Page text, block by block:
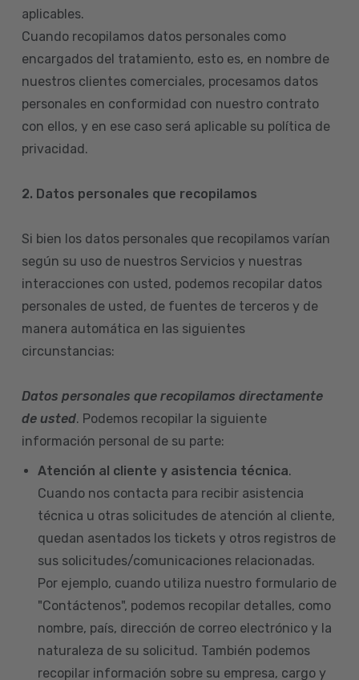
aplicables.
Cuando recopilamos datos personales como
encargados del tratamiento, esto es, en nombre de
nuestros clientes comerciales, procesamos datos
personales en conformidad con nuestro contrato
con ellos, y en ese caso será aplicable su política de
privacidad.
2. Datos personales que recopilamos
Si bien los datos personales que recopilamos varían
según su uso de nuestros Servicios y nuestras
interacciones con usted, podemos recopilar datos
personales de usted, de fuentes de terceros y de
manera automática en las siguientes
circunstancias:
Datos personales que recopilamos directamente
de usted. Podemos recopilar la siguiente
información personal de su parte:
Atención al cliente y asistencia técnica.
Cuando nos contacta para recibir asistencia
técnica u otras solicitudes de atención al cliente,
quedan asentados los tickets y otros registros de
sus solicitudes/comunicaciones relacionadas.
Por ejemplo, cuando utiliza nuestro formulario de
"Contáctenos", podemos recopilar detalles, como
nombre, país, dirección de correo electrónico y la
naturaleza de su solicitud. También podemos
recopilar información sobre su empresa, cargo y